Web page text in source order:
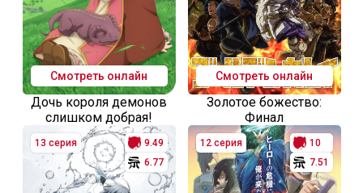
Смотреть онлайн
Дочь короля демонов
слишком добрая!
Смотреть онлайн
Золотое божество:
Финал
13 серия
9.49
6.77
12 серия
10
7.51